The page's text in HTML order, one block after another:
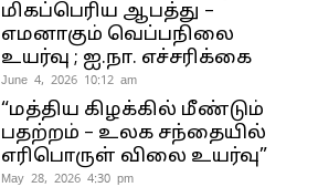
மிகப்பெரிய ஆபத்து –
எமனாகும் வெப்பநிலை
உயர்வு ; ஐ.நா. எச்சரிக்கை
June 4, 2026 10:12 am
“மத்திய கிழக்கில் மீண்டும்
பதற்றம் – உலக சந்தையில்
எரிபொருள் விலை உயர்வு”
May 28, 2026 4:30 pm